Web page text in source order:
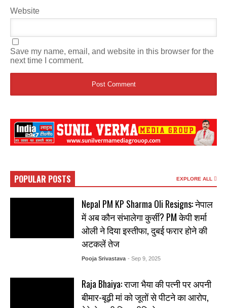
Website
Save my name, email, and website in this browser for the
next time I comment.
POPULAR POSTS EXPLORE ALL
Nepal PM KP Sharma Oli Resigns: नेपाल
में अब कौन संभालेगा कुर्सी? PM केपी शर्मा
ओली ने दिया इस्तीफा, दुबई फरार होने की
अटकलें तेज
Pooja Srivastava - Sep 9, 2025
Raja Bhaiya: राजा भैया की पत्नी पर अपनी
बीमार-बूढ़ी मां को जूतों से पीटने का आरोप,